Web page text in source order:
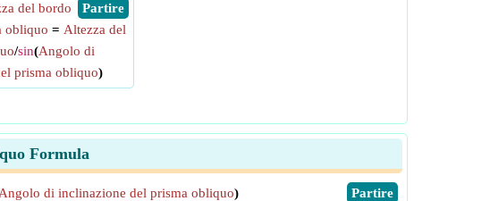
​ Partire
del bordo
obliquo = Altezza del
/sin(Angolo di
prisma obliquo)
Formula
​Partire
Angolo di inclinazione del prisma obliquo)